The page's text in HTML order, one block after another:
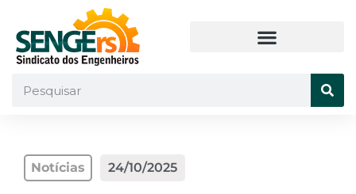
Notícias 24/10/2025